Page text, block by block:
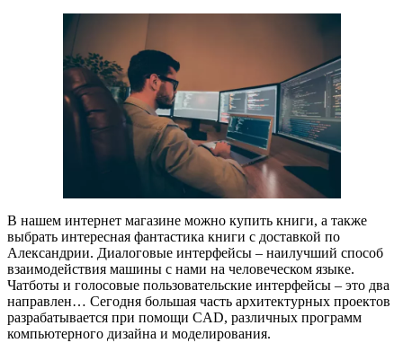
В нашем интернет магазине можно купить книги, а также
выбрать интересная фантастика книги с доставкой по
Александрии. Диалоговые интерфейсы – наилучший способ
взаимодействия машины с нами на человеческом языке.
Чатботы и голосовые пользовательские интерфейсы – это два
направлен… Сегодня большая часть архитектурных проектов
разрабатывается при помощи CAD, различных программ
компьютерного дизайна и моделирования.